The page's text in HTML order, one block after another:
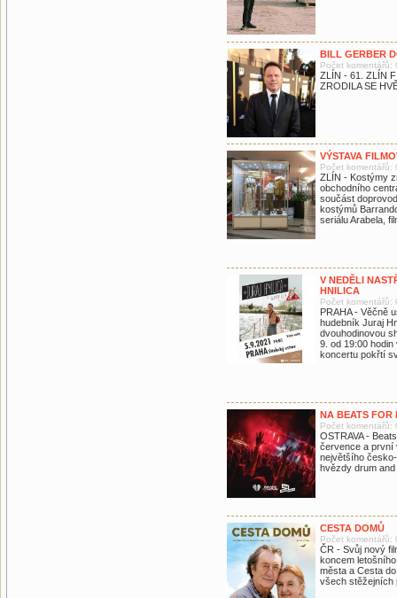
BILL GERBER
Počet komentářů:
ZLÍN - 61. ZLÍN
ZRODILA SE
VÝSTAVA
Počet komentářů:
ZLÍN - Kostýmy
obchodního
součást
kostýmů
seriálu Arabela,
V NEDĚLI
HNILICA
Počet komentářů:
PRAHA - Věčně
hudebník Juraj
dvouhodinovou
9. od 19:00
koncertu pokřtí
NA BEATS FOR
Počet komentářů:
OSTRAVA -
července a první
největšího
hvězdy drum
CESTA DOMŮ
Počet komentářů:
ČR - Svůj nový
koncem
města a Cesta
všech stěžejních